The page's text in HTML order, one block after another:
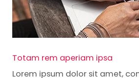
Totam rem aperiam ipsa
Lorem ipsum dolor sit amet,